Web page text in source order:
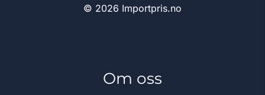
© 2026 Importpris.no
Om oss